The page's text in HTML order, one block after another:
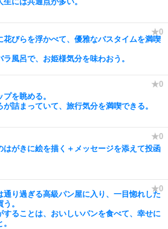
花びらを浮かべて、優雅なバスタイムを満喫
ラ風呂で、お姫様気分を味わおう。
を眺める。
が詰まっていて、旅行気分を満喫できる。
はがきに絵を描く＋メッセージを添えて投函
通り過ぎる高級パン屋に入り、一目惚れした
。
することは、おいしいパンを食べて、幸せに